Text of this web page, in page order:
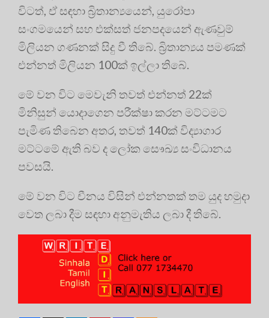
විටත්, ඒ සඳහා බ්‍රිතාන්‍යයෙන්, යුරෝපා
සංගමයෙන් සහ එක්සත් ජනපදයෙන් ඇණවුම්
මිලියන ගණනක් සිදු වී තිබේ. බ්‍රිතාන්‍යය පමණක්
එන්නත් මිලියන 100ක් ඉල්ලා තිබේ.
මේ වන විට මෙවැනි තවත් එන්නත් 22ක්
මිනිසුන් යොදාගෙන පරීක්ෂා කරන මට්ටමට
පැමිණ තිබෙන අතර, තවත් 140ක් විද්‍යාගාර
මට්ටමේ ඇති බව ද ලෝක සෞඛ්‍ය සංවිධානය
පවසයි.
මේ වන විට චීනය විසින් එන්නතක් තම යුද හමුදා
වෙත ලබා දීම සඳහා අනුමැතිය ලබා දී තිබේ.